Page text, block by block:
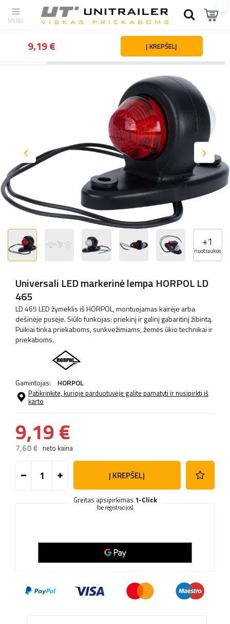
Apšvietimas ir elektros dalys Gabaritiniai žibintai
+1
nuotraukos
Universali LED markerinė lempa HORPOL LD
465
LD 465 LED žymeklis iš HORPOL, montuojamas kairėje arba
dešinėje pusėje. Siūlo funkcijas: priekinį ir galinį gabaritinį žibintą.
Puikiai tinka priekaboms, sunkvežimiams, žemės ūkio technikai ir
priekaboms.
Gamintojas: HORPOL
Patikrinkite, kurioje parduotuvėje galite pamatyti ir nusipirkti iš
karto
9,19 €
7,60 € neto kaina
Į KREPŠELĮ
Greitas apsipirkimas 1-Click
(be registracijos)
9,19 € Į KREPŠELĮ